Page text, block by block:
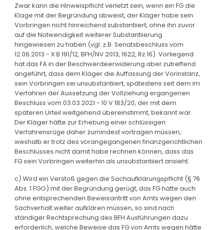
Zwar kann die Hinweispflicht verletzt sein, wenn ein FG die
Klage mit der Begründung abweist, der Kläger habe sein
Vorbringen nicht hinreichend substantiiert, ohne ihn zuvor
auf die Notwendigkeit weiterer Substantiierung
hingewiesen zu haben (vgl. z.B. Senatsbeschluss vom
12.06.2013 - X B 191/12, BFH/NV 2013, 1622, Rz 16). Vorliegend
hat das FA in der Beschwerdeerwiderung aber zutreffend
angeführt, dass dem Kläger die Auffassung der Vorinstanz,
sein Vorbringen sei unsubstantiiert, spätestens seit dem im
Verfahren der Aussetzung der Vollziehung ergangenen
Beschluss vom 03.03.2021 - 10 V 183/20, der mit dem
späteren Urteil weitgehend übereinstimmt, bekannt war.
Der Kläger hätte zur Erhebung einer schlüssigen
Verfahrensrüge daher zumindest vortragen müssen,
weshalb er trotz des vorangegangenen finanzgerichtlichen
Beschlusses nicht damit habe rechnen können, dass das
FG sein Vorbringen weiterhin als unsubstantiiert ansieht.
c) Wird ein Verstoß gegen die Sachaufklärungspflicht (§ 76
Abs. 1 FGO) mit der Begründung gerügt, das FG hätte auch
ohne entsprechenden Beweisantritt von Amts wegen den
Sachverhalt weiter aufklären müssen, so sind nach
ständiger Rechtsprechung des BFH Ausführungen dazu
erforderlich, welche Beweise das FG von Amts wegen hätte